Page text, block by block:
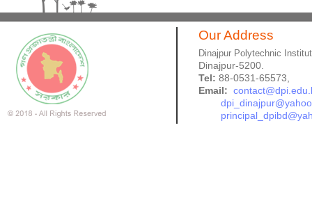
Our Address
Dinajpur Polytechnic
Dinajpur-5200.
Tel: 88-0531-65573,
Email: